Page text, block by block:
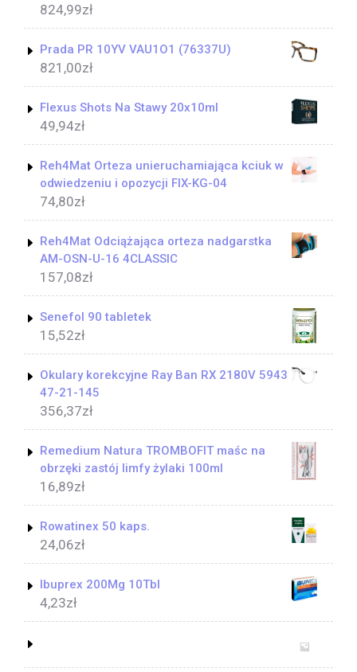
824,99zł
Prada PR 10YV VAU1O1 (76337U)
821,00zł
Flexus Shots Na Stawy 20x10ml
49,94zł
Reh4Mat Orteza unieruchamiająca kciuk w
odwiedzeniu i opozycji FIX-KG-04
74,80zł
Reh4Mat Odciążająca orteza nadgarstka
AM-OSN-U-16 4CLASSIC
157,08zł
Senefol 90 tabletek
15,52zł
Okulary korekcyjne Ray Ban RX 2180V 5943
47-21-145
356,37zł
Remedium Natura TROMBOFIT maśc na
obrzęki zastój limfy żylaki 100ml
16,89zł
Rowatinex 50 kaps.
24,06zł
Ibuprex 200Mg 10Tbl
4,23zł